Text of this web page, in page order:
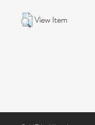
View Item